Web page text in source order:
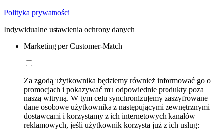
Polityka prywatności
Indywidualne ustawienia ochrony danych
Marketing per Customer-Match
Za zgodą użytkownika będziemy również informować go o
promocjach i pokazywać mu odpowiednie produkty poza
naszą witryną. W tym celu synchronizujemy zaszyfrowane
dane osobowe użytkownika z następującymi zewnętrznymi
dostawcami i korzystamy z ich internetowych kanałów
reklamowych, jeśli użytkownik korzysta już z ich usług: